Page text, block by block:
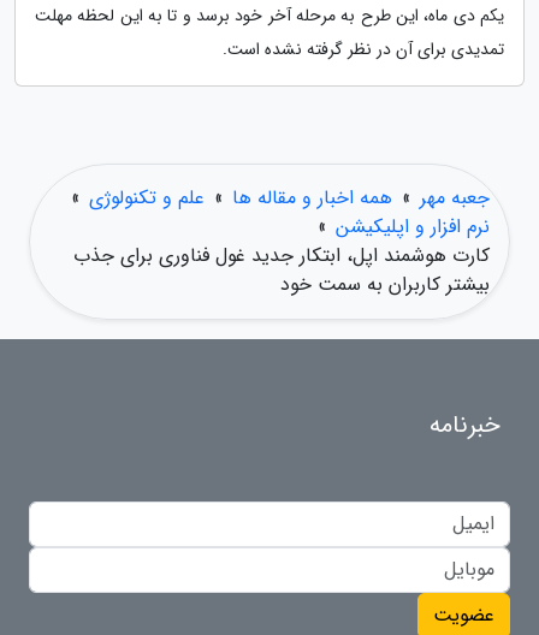
یکم دی ماه، این طرح به مرحله آخر خود برسد و تا به این لحظه مهلت
تمدیدی برای آن در نظر گرفته نشده است.
جعبه مهر » همه اخبار و مقاله ها » علم و تکنولوژی »
نرم افزار و اپلیکیشن »
کارت هوشمند اپل، ابتکار جدید غول فناوری برای جذب
بیشتر کاربران به سمت خود
خبرنامه
عضویت